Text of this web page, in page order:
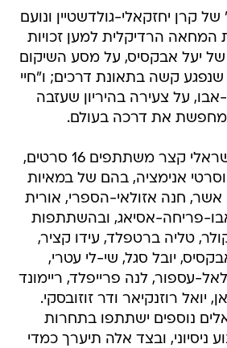
בתחרות "269" של קרן יחזקאלי-גולדשטיין ונועם
המחאה הרדיקלית למען זכויות
של יעל אבקסיס, על מסע השיקום
קשה בתאונת דרכים; ו"חיי
על צעירה בהיריון שעזבה
את דרכה בעולם.
בתחרות לקולנוע ישראלי קצר משתתפים 16 סרטים,
וסרטי אנימציה, בהם של במאיות
אשר, חנה אזולאי-הספרי, אורית
פריחה-אסיאג, ובהשתתפות
טליה ברטפלד, עידו קציר,
יובל סגל, שי-לי עטרי,
עספור, לנה פרייפלד, ריימונד
יואל רוזנקיאר ודר זוזובסקי.
נוספים ישתתפו בתחרות
ניסיוני, ובצד אלה תיערך כמדי